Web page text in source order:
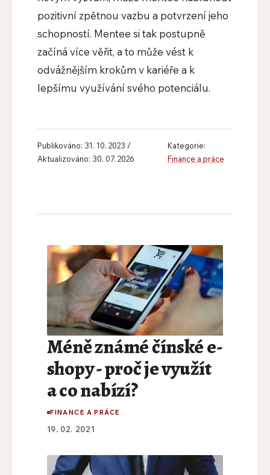
pozitivní zpětnou vazbu a potvrzení jeho
schopností. Mentee si tak postupně
začíná více věřit, a to může vést k
odvážnějším krokům v kariéře a k
lepšímu využívání svého potenciálu.
Publikováno: 31. 10. 2023 /
Aktualizováno: 30. 07. 2026
Kategorie:
Finance a práce
Méně známé čínské e-
shopy - proč je využít
a co nabízí?
FINANCE A PRÁCE
19. 02. 2021